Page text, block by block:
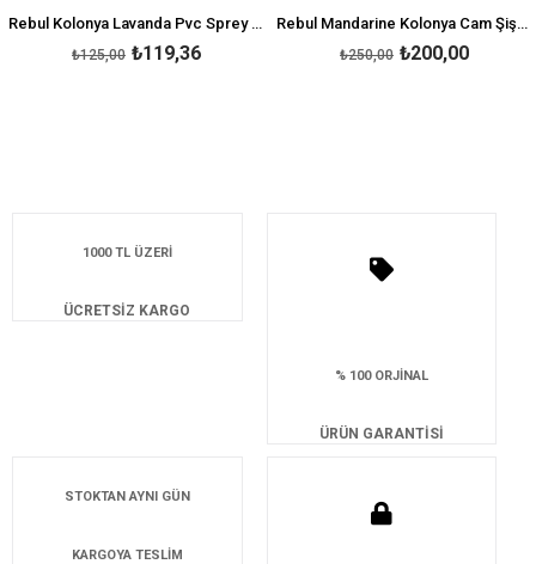
Rebul Kolonya Lavanda Pvc Sprey 125 ml
₺119,36
₺125,00
Rebul Mandarine Kolonya Cam Şişe 250 ml
₺200,00
₺250,00
1000 TL ÜZERİ
ÜCRETSİZ KARGO
% 100 ORJİNAL
ÜRÜN GARANTİSİ
STOKTAN AYNI GÜN
KARGOYA TESLİM